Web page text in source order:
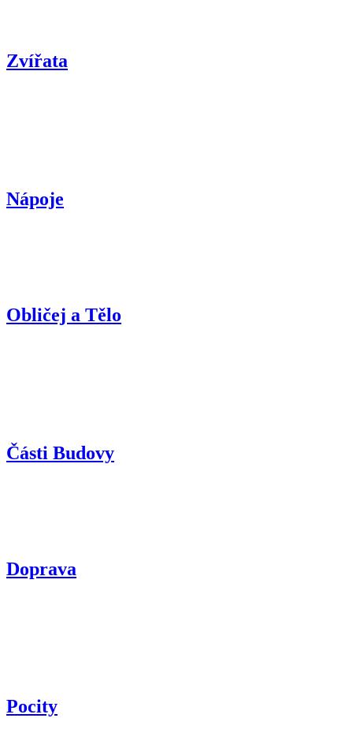
Zvířata
Nápoje
Obličej a Tělo
Části Budovy
Doprava
Pocity